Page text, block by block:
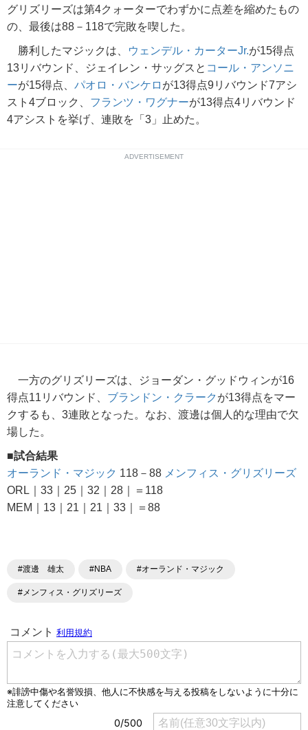
グリズリーズは第4クォーターでわずかに点差を縮めたもの
の、最後は88－118で完敗を喫した。
勝利したマジックは、 ウェンデル・カーターJr.が15得点
13リバウンド、ジェイレン・サッグスと コール・アンソニ
ーが15得点、 パオロ・バンケロ が13得点9リバウンド7アシ
スト4ブロック、 フランツ・ワグナーが13得点4リバウンド
4アシストを挙げ、連敗を「3」止めた。
ADVERTISEMENT
一方のグリズリーズは、ジョーダン・グッドウィンが16
得点11リバウンド、 ブランドン・クラーク が13得点をマー
クするも、3連敗となった。なお、渡邊は個人的な理由で欠
場した。
■試合結果
オーランド・マジック 118－88 メンフィス・グリズリーズ
ORL｜33｜25｜32｜28｜＝118
MEM｜13｜21｜21｜33｜＝88
#渡邊 雄太 #NBA #オーランド・マジック
#メンフィス・グリズリーズ